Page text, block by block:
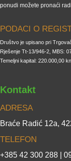
ponudi možete pronaći
PODACI O
Društvo je upisano pri
Rješenje Tt-13/946-2, MBS:
Temeljni kapital: 220.000,00 kn
Kontakt
ADRESA
Braće Radić 12a,
TELEFON
+385 42 300 288 |